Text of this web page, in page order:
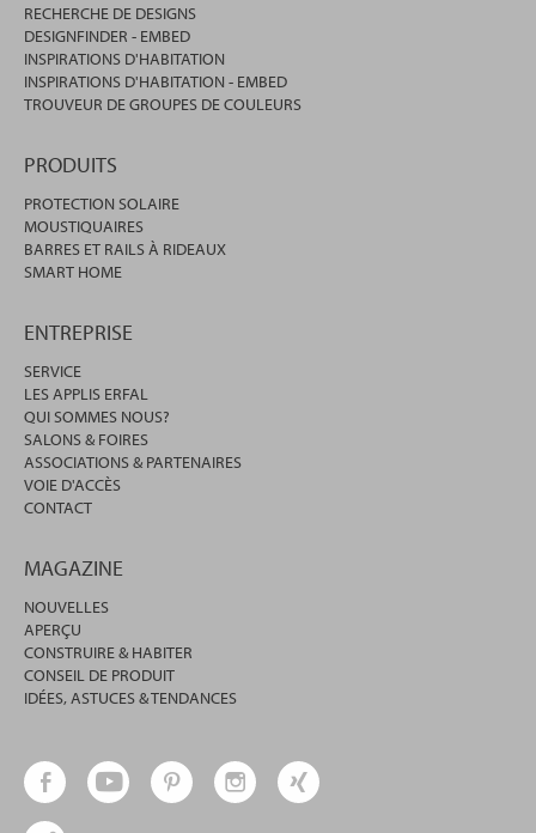
RECHERCHE DE DESIGNS
DESIGNFINDER - EMBED
INSPIRATIONS D'HABITATION
INSPIRATIONS D'HABITATION - EMBED
TROUVEUR DE GROUPES DE COULEURS
PRODUITS
PROTECTION SOLAIRE
MOUSTIQUAIRES
BARRES ET RAILS À RIDEAUX
SMART HOME
ENTREPRISE
SERVICE
LES APPLIS ERFAL
QUI SOMMES NOUS?
SALONS & FOIRES
ASSOCIATIONS & PARTENAIRES
VOIE D'ACCÈS
CONTACT
MAGAZINE
NOUVELLES
APERÇU
CONSTRUIRE & HABITER
CONSEIL DE PRODUIT
IDÉES, ASTUCES & TENDANCES